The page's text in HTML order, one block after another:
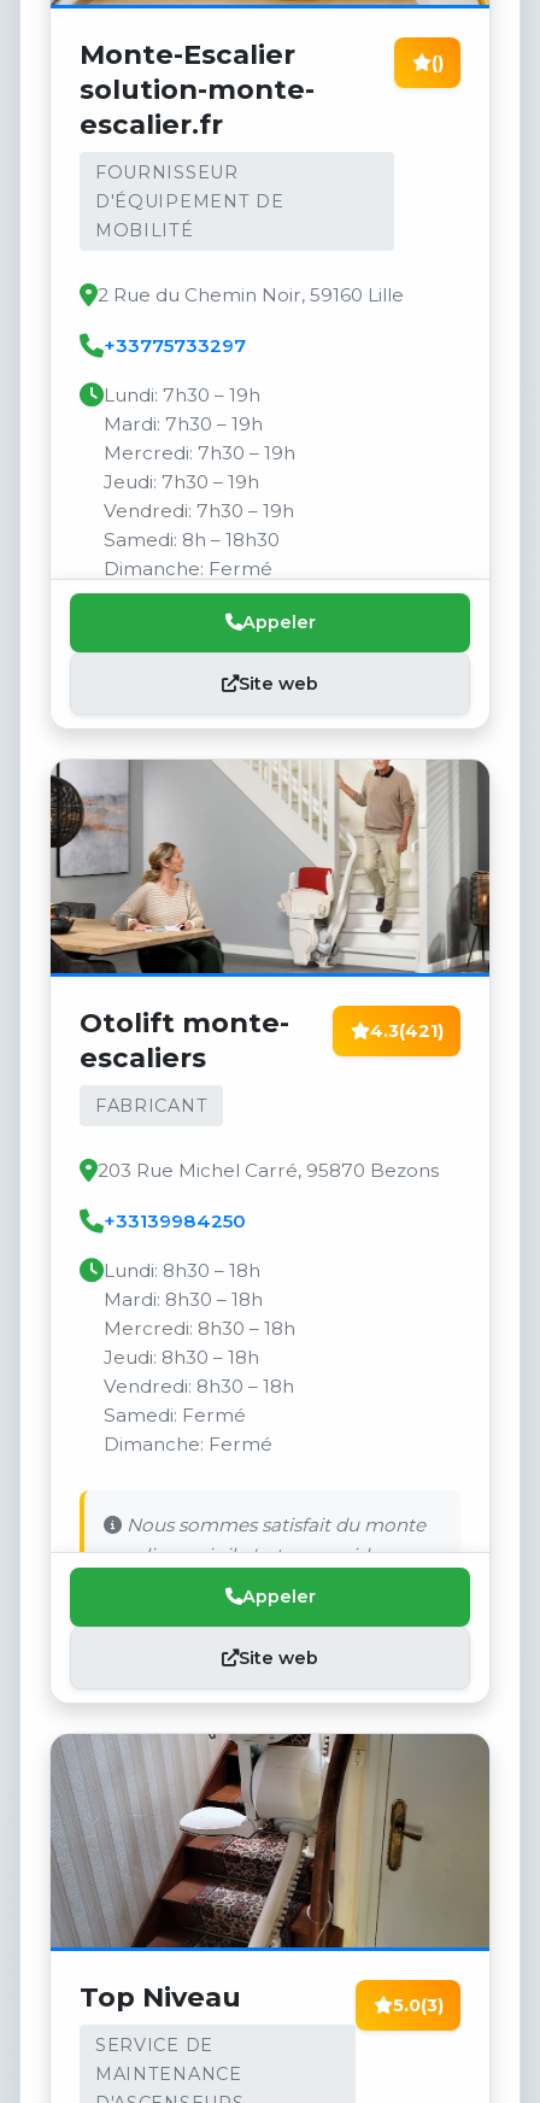
Monte-Escalier
solution-monte-
escalier.fr
FOURNISSEUR
D'ÉQUIPEMENT DE
MOBILITÉ
()
2 Rue du Chemin Noir, 59160 Lille
+33775733297
Lundi: 7h30 – 19h
Mardi: 7h30 – 19h
Mercredi: 7h30 – 19h
Jeudi: 7h30 – 19h
Vendredi: 7h30 – 19h
Samedi: 8h – 18h30
Dimanche: Fermé
Appeler
Site web
Otolift monte-
escaliers
FABRICANT
4.3(421)
203 Rue Michel Carré, 95870 Bezons
+33139984250
Lundi: 8h30 – 18h
Mardi: 8h30 – 18h
Mercredi: 8h30 – 18h
Jeudi: 8h30 – 18h
Vendredi: 8h30 – 18h
Samedi: Fermé
Dimanche: Fermé
Nous sommes satisfait du monte
escalier mais il n'est pas rapide.
Appeler
Site web
Top Niveau
SERVICE DE
MAINTENANCE
5.0(3)